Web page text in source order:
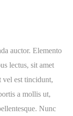
auctor. Elemento
lectus, sit amet
vel est tincidunt,
a mollis ut,
Nunc